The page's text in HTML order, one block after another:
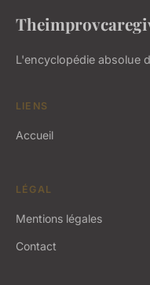
L'encyclopédie absolue
LIENS
Accueil
LÉGAL
Mentions légales
Contact